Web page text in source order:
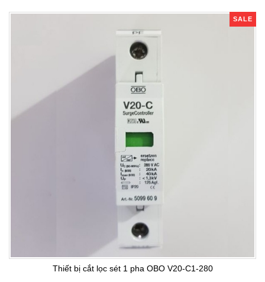
SALE
Thiết bị cắt lọc sét 1 pha OBO V20-C1-280